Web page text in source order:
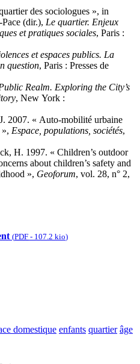
des sociologues », in
(dir.), Le quartier. Enjeux
et pratiques sociales, Paris :
et espaces publics. La
question, Paris : Presses de
Realm. Exploring the City’s
, New York :
2007. « Auto-mobilité urbaine
Espace, populations, sociétés,
H. 1997. « Children’s outdoor
about children’s safety and
», Geoforum, vol. 28, n° 2,
(PDF - 107.2 kio)
domestique enfants quartier âge